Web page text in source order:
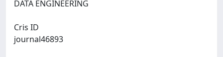
Cris ID